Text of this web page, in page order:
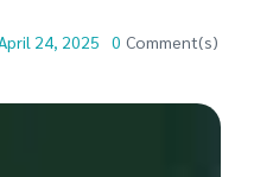
April 24, 2025 0 Comment(s)